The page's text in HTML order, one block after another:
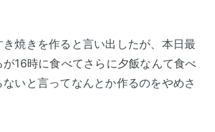
焼きを作ると言い出したが、本日最
16時に食べてさらに夕飯なんて食べ
いと言ってなんとか作るのをやめさ